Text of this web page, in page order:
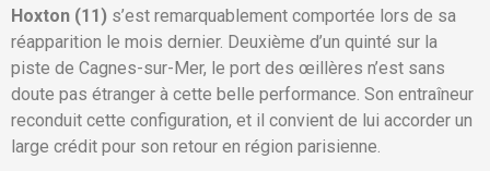
Hoxton (11) s’est remarquablement comportée lors de sa
réapparition le mois dernier. Deuxième d’un quinté sur la
piste de Cagnes-sur-Mer, le port des œillères n’est sans
doute pas étranger à cette belle performance. Son entraîneur
reconduit cette configuration, et il convient de lui accorder un
large crédit pour son retour en région parisienne.